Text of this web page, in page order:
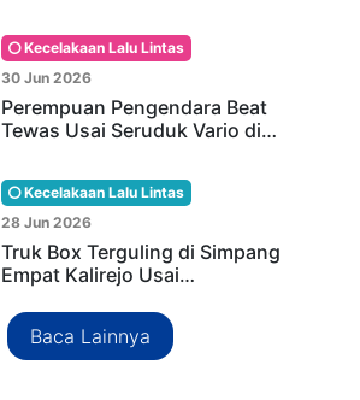
Kecelakaan Lalu Lintas
30 Jun 2026
Perempuan Pengendara Beat
Tewas Usai Seruduk Vario di…
Kecelakaan Lalu Lintas
28 Jun 2026
Truk Box Terguling di Simpang
Empat Kalirejo Usai…
Baca Lainnya